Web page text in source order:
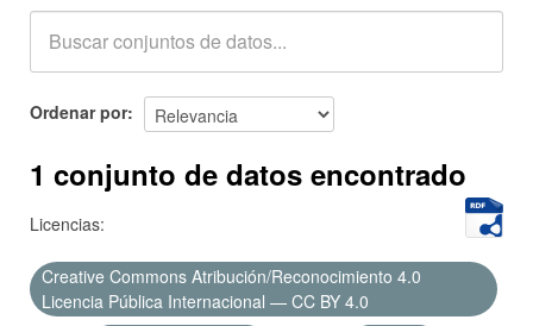
Acerca de
Ordenar por
1 conjunto de datos encontrado
Licencias:
Creative Commons Atribución/Reconocimiento 4.0
Licencia Pública Internacional — CC BY 4.0